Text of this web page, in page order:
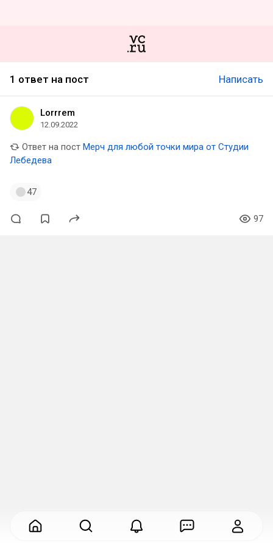
1 ответ на пост Написать
Lorrrem
12.09.2022
Ответ на пост Мерч для любой точки мира от Студии
Лебедева
47
97